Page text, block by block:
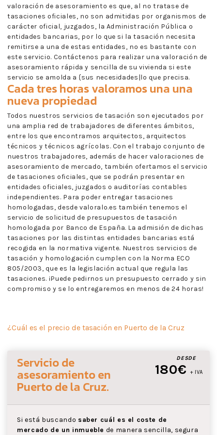
valoración de asesoramiento es que, al no tratase de
tasaciones oficiales, no son admitidas por organismos de
carácter oficial, juzgados, la Administración Pública o
entidades bancarias, por lo que si la tasación necesita
remitirse a una de estas entidades, no es bastante con
este servicio. Contáctenos para realizar una valoración de
asesoramiento rápida y sencilla de su vivienda si este
servicio se amolda a {sus necesidades|lo que precisa.
Cada tres horas valoramos una una
nueva propiedad
Todos nuestros servicios de tasación son ejecutados por
una amplia red de trabajadores de diferentes ámbitos,
entre los que encontramos arquitectos, arquitectos
técnicos y técnicos agrícolas. Con el trabajo conjunto de
nuestros trabajadores, además de hacer valoraciones de
asesoramiento de mercado, también ofertamos el servicio
de tasaciones oficiales, que se podrán presentar en
entidades oficiales, juzgados o auditorías contables
independientes. Para poder entregar tasaciones
homologadas, desde valoralo.es también tenemos el
servicio de solicitud de presupuestos de tasación
homologada por Banco de España. La admisión de dichas
tasaciones por las distintas entidades bancarias está
recogida en la normativa vigente. Nuestros servicios de
tasación y homologación cumplen con la Norma ECO
805/2003, que es la legislación actual que regula las
tasaciones. ¡Puede pedirnos un presupuesto cerrado y sin
compromiso y se lo entregaremos en menos de 24 horas!
¿Cuál es el precio de tasación en Puerto de la Cruz
DESDE
180€ + IVA
Servicio de
asesoramientoen
Puerto de la Cruz.
Si está buscando saber cuál es el coste de
mercado de un inmueble de manera sencilla, segura